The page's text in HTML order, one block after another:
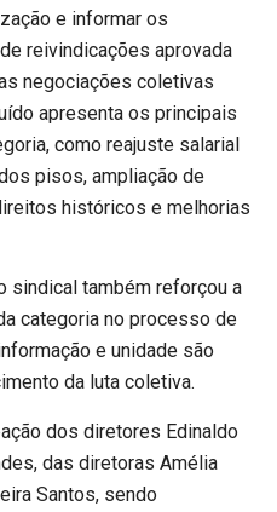
e informar os
reivindicações aprovada
negociações coletivas
apresenta os principais
como reajuste salarial
pisos, ampliação de
históricos e melhorias
sindical também reforçou a
categoria no processo de
e unidade são
da luta coletiva.
dos diretores Edinaldo
das diretoras Amélia
Santos, sendo